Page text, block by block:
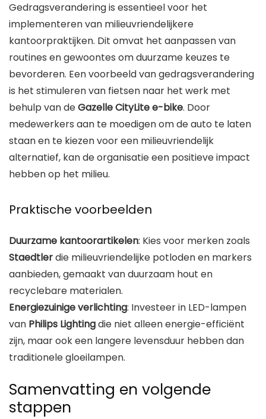
Gedragsverandering is essentieel voor het
implementeren van milieuvriendelijkere
kantoorpraktijken. Dit omvat het aanpassen van
routines en gewoontes om duurzame keuzes te
bevorderen. Een voorbeeld van gedragsverandering
is het stimuleren van fietsen naar het werk met
behulp van deGazelle CityLite e-bike. Door
medewerkers aan te moedigen om de auto te laten
staan en te kiezen voor een milieuvriendelijk
alternatief, kan de organisatie een positieve impact
hebben op het milieu.
Praktische voorbeelden
Duurzame kantoorartikelen: Kies voor merken zoals
Staedtlerdie milieuvriendelijke potloden en markers
aanbieden, gemaakt van duurzaam hout en
recyclebare materialen.
Energiezuinige verlichting: Investeer in LED-lampen
van Philips Lightingdie niet alleen energie-efficiënt
zijn, maar ook een langere levensduur hebben dan
traditionele gloeilampen.
Samenvatting en volgende
stappen